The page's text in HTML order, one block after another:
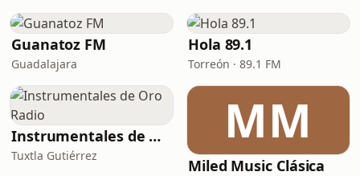
Guanatoz FM
Guadalajara
Hola 89.1
Torreón · 89.1 FM
Instrumentales de Oro Radio
Tuxtla Gutiérrez
MM
Miled Music Clásica